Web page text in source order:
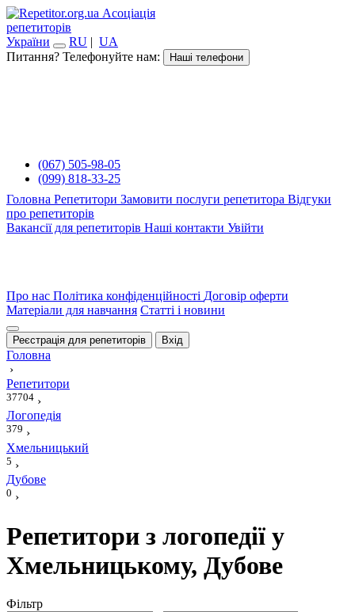
Асоціація
репетиторів
України
RU | UA
Питання? Телефонуйте нам:
Наші телефони
(067) 505-98-05
(099) 818-33-25
Головна Репетитори Замовити послуги репетитора Відгуки
про репетиторів
Вакансії для репетиторів Наші контакти Увійти
Про нас Політика конфіденційності Договір оферти
Матеріали для навчання Статті і новини
Реєстрація для репетиторів Вхід
Головна
›
Репетитори
37704 ›
Логопедія
379 ›
Хмельницький
5 ›
Дубове
0 ›
Репетитори з логопедії у
Хмельницькому, Дубове
Фiльтр